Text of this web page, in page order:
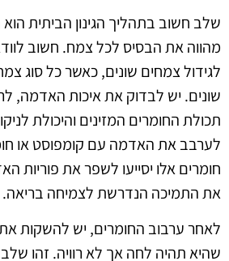
שלב חשוב בתהליך הגינון הביתית
מהווה את הבסיס לכל צמח. חשוב
לגידול צמחים שונים, כאשר כל סוג
שונים. יש לבדוק את איכות האדמה,
תכולת החומרים המזינים והיכולת
לערבב את האדמה עם קומפוסט או
חומרים אלו יסייעו לשפר את פוריות
את התמיכה הנדרשת לצמיחה בריאה.
לאחר ערבוב החומרים, יש להשקות
שהיא תהיה לחה אך לא רוויה. זהו